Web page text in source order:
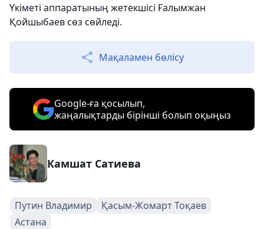
Үкіметі аппаратының жетекшісі Ғалымжан
Қойшыбаев сөз сөйледі.
Мақаламен бөлісу
Google-ға қосылып,
жаңалықтарды бірінші болып оқыңыз
Камшат Сатиева
Путин Владимир
Қасым-Жомарт Тоқаев
Астана